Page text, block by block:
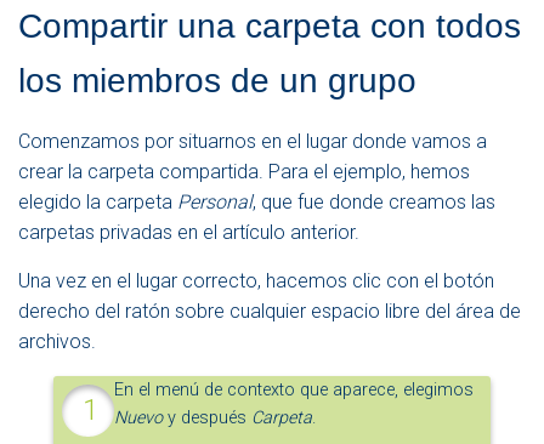
Compartir una carpeta con todos
los miembros de un grupo
Comenzamos por situarnos en el lugar donde vamos a
crear la carpeta compartida. Para el ejemplo, hemos
elegido la carpeta Personal, que fue donde creamos las
carpetas privadas en el artículo anterior.
Una vez en el lugar correcto, hacemos clic con el botón
derecho del ratón sobre cualquier espacio libre del área de
archivos.
En el menú de contexto que aparece, elegimos
Nuevoy después Carpeta.